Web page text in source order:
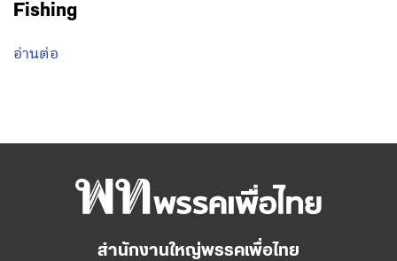
Fishing
อ่านต่อ
สำนักงานใหญ่พรรคเพื่อไทย